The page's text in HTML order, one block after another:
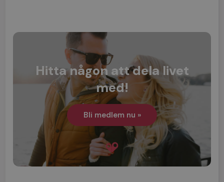
Hitta någon att dela livet
med!
Bli medlem nu »